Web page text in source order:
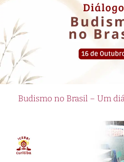
Budismo no Brasil – Um